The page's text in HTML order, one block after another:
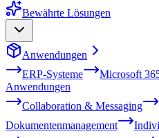
Bewährte Lösungen
Anwendungen
ERP-Systeme
Microsoft
Anwendungen
Collaboration & Messaging
Dokumentenmanagement